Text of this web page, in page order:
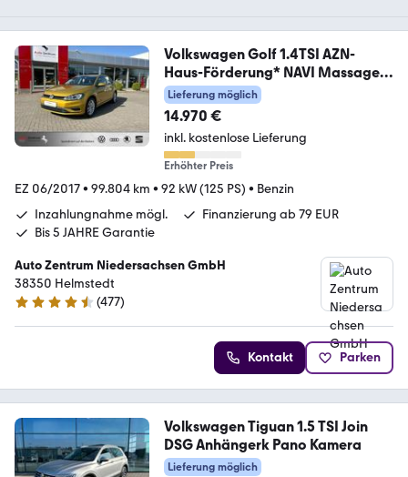
Volkswagen Golf 1.4TSI AZN-
Haus-Förderung* NAVI Massage
ACC
Lieferung möglich
14.970 €
inkl. kostenlose Lieferung
Erhöhter Preis
EZ 06/2017• 99.804 km • 92 kW (125 PS) • Benzin
Inzahlungnahme mögl.
Finanzierung ab 79 EUR
Bis 5 JAHRE Garantie
Auto Zentrum Niedersachsen GmbH
38350 Helmstedt
4.5 Sterne
(477)
Kontakt Parken
Volkswagen Tiguan 1.5 TSI Join
DSG Anhängerk Pano Kamera
Lieferung möglich